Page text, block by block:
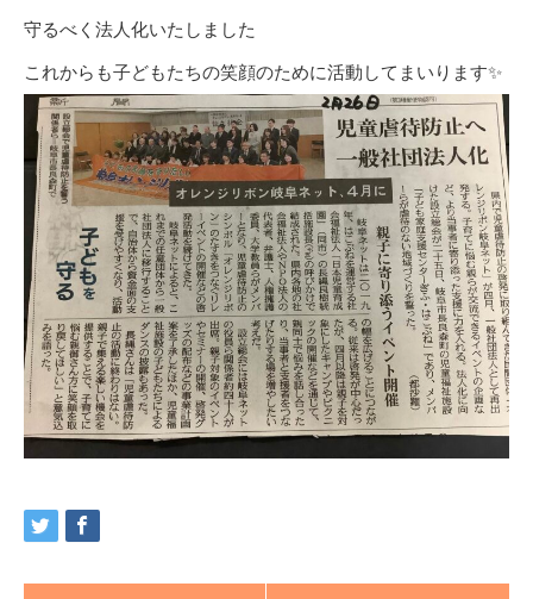
守るべく法人化いたしました
これからも子どもたちの笑顔のために活動してまいります✨